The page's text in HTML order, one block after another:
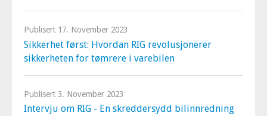
Sikkerhet først: Hvordan RIG revolusjonerer
sikkerheten for tømrere i varebilen
Publisert 17. November 2023
Intervju om RIG - En skreddersydd bilinnredning
Publisert 3. November 2023